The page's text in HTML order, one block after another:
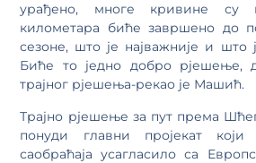
урађено, многе кривине су
километара биће завршено до
сезоне, што је најважније и што
Биће то једно добро рјешење,
трајног рјешења-рекао је Машић.
Трајно рјешење за пут према
понуди главни пројекат који
саобраћаја усагласило са